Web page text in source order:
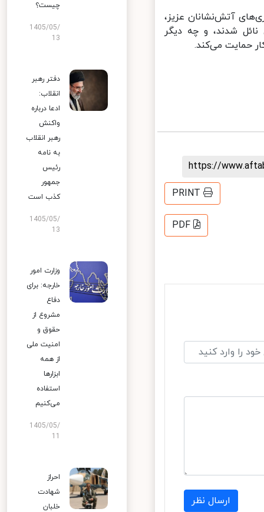
آتش‌نشانان عزیز،
‌شدند، و چه دیگر
حمایت می‌کند.
https://
PRINT
PDF
ارسال نظر
چیست؟
1405/05/
13
دفتر رهبر
انقلاب:
ادعا درباره
واکنش
رهبر انقلاب
به نامه
رئیس
جمهور
کذب است
1405/05/
13
وزارت امور
خارجه: برای
دفاع
مشروع از
حقوق و
امنیت ملی
از همه
ابزارها
استفاده
می‌کنیم
1405/05/
احراز
شهادت
خلبان